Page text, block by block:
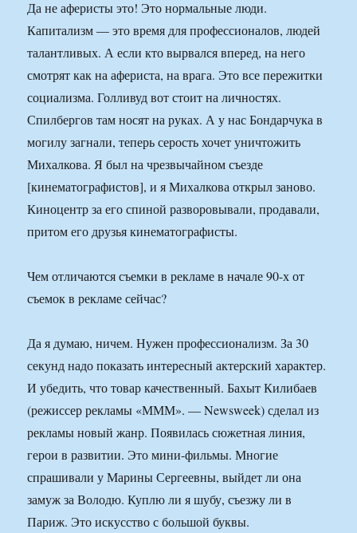
Да не аферисты это! Это нормальные люди.
Капитализм — это время для профессионалов, людей
талантливых. А если кто вырвался вперед, на него
смотрят как на афериста, на врага. Это все пережитки
социализма. Голливуд вот стоит на личностях.
Спилбергов там носят на руках. А у нас Бондарчука в
могилу загнали, теперь серость хочет уничтожить
Михалкова. Я был на чрезвычайном съезде
[кинематографистов], и я Михалкова открыл заново.
Киноцентр за его спиной разворовывали, продавали,
притом его друзья кинематографисты.
Чем отличаются съемки в рекламе в начале 90-х от
съемок в рекламе сейчас?
Да я думаю, ничем. Нужен профессионализм. За 30
секунд надо показать интересный актерский характер.
И убедить, что товар качественный. Бахыт Килибаев
(режиссер рекламы «МММ». — Newsweek) сделал из
рекламы новый жанр. Появилась сюжетная линия,
герои в развитии. Это мини-фильмы. Многие
спрашивали у Марины Сергеевны, выйдет ли она
замуж за Володю. Куплю ли я шубу, съезжу ли в
Париж. Это искусство с большой буквы.